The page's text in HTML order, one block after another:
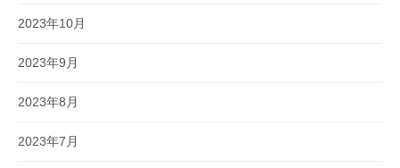
2023年10月
2023年9月
2023年8月
2023年7月